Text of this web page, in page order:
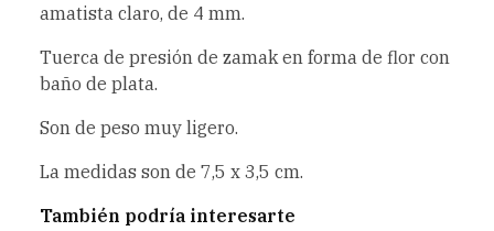
amatista claro, de 4 mm.
Tuerca de presión de zamak en forma de flor con
baño de plata.
Son de peso muy ligero.
La medidas son de 7,5 x 3,5 cm.
También podría interesarte